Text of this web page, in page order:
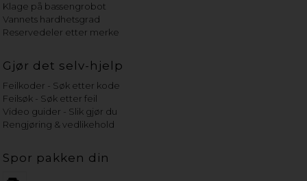
Klage på bassengrobot
Vannets hardhetsgrad
Reservedeler etter merke
Gjør det selv-hjelp
Feilkoder - Søk etter kode
Feilsøk - Søk etter feil
Video guider - Slik gjør du
Rengjøring & vedlikehold
Spor pakken din